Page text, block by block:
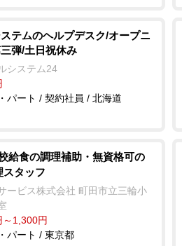
テムのヘルプデスク/オープニ
弾/土日祝休み
システム24
パート / 契約社員 / 北海道
給食の調理補助・無資格可の
スタッフ
ービス株式会社 町田市立三輪小
1,300円
パート / 東京都